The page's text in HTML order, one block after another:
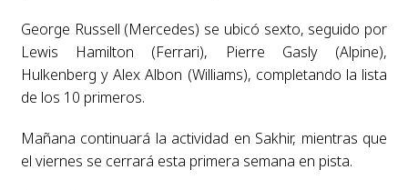
George Russell (Mercedes) se ubicó sexto, seguido por
Lewis Hamilton (Ferrari), Pierre Gasly (Alpine),
Hulkenberg y Alex Albon (Williams), completando la lista
de los 10 primeros.
Mañana continuará la actividad en Sakhir, mientras que
el viernes se cerrará esta primera semana en pista.